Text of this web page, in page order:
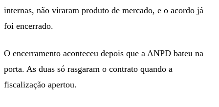
internas, não viraram produto de mercado, e o acordo já
foi encerrado.
O encerramento aconteceu depois que a ANPD bateu na
porta. As duas só rasgaram o contrato quando a
fiscalização apertou.